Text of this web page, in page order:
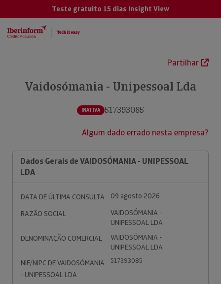
Teste gratuito 15 dias Insight View
Partilhar
Vaidosómania - Unipessoal Lda
INATIVA 517393085
Algum dado errado nesta empresa?
Dados Gerais de VAIDOSÓMANIA - UNIPESSOAL
LDA
DATA DE ÚLTIMA CONSULTA
09 agosto 2026
RAZÃO SOCIAL
VAIDOSÓMANIA -
UNIPESSOAL LDA
DENOMINAÇÃO COMERCIAL
VAIDOSÓMANIA -
UNIPESSOAL LDA
NIF/NIPC DE VAIDOSÓMANIA
- UNIPESSOAL LDA
517393085